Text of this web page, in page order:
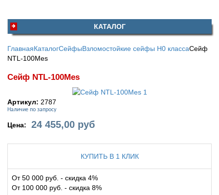
КАТАЛОГ
ГлавнаяКаталогСейфыВзломостойкие сейфы H0 классаСейф
NTL-100Mes
Сейф NTL-100Mes
Артикул: 2787
Наличие по запросу
Цена: 24 455,00 руб
КУПИТЬ В 1 КЛИК
От 50 000 руб. - скидка 4%
От 100 000 руб. - скидка 8%